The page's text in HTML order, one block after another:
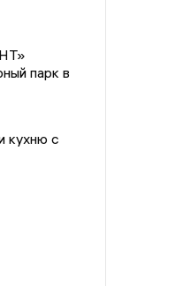
парк в
кухню с